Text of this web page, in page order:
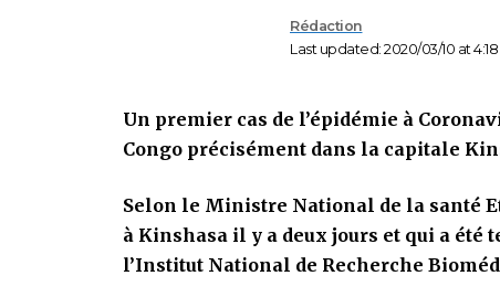
Last updated: 2020/03/10 at 4:18
Rédaction
Un premier cas de l’épidémie à
Congo précisément dans la capitale
Selon le Ministre National de la santé
à Kinshasa il y a deux jours et qui a été
l’Institut National de Recherche